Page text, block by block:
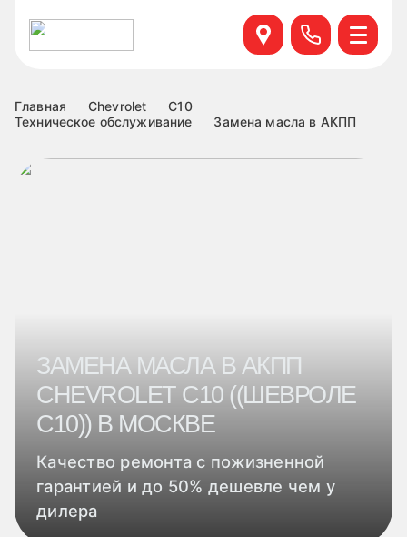
Севастопольский пр. 95 б, к.6
+7 499 495-45-76
+7 499 460-63-34
+7 499 460-69-76
Главная Chevrolet
C10
Техническое обслуживание
Замена масла в АКПП
ЗАМЕНА МАСЛА В АКПП
CHEVROLET C10 ((ШЕВРОЛЕ
С10)) В МОСКВЕ
Качество ремонта с пожизненной
гарантией и до 50% дешевле чем у
дилера